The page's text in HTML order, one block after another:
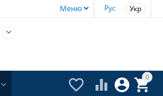
Рус Укр
Меню

0


 